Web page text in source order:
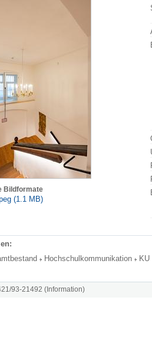
Bildformate
(1.1 MB)
Hochschulkommunikation KU
93-21492 (Information)